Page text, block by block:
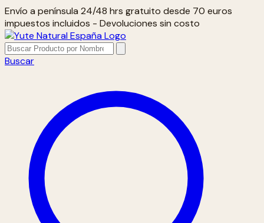
Envío a península 24/48 hrs gratuito desde 70 euros
impuestos incluidos - Devoluciones sin costo
Buscar